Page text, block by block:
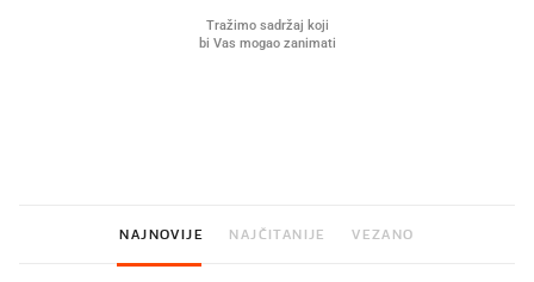
NAJNOVIJE NAJČITANIJE VEZANO